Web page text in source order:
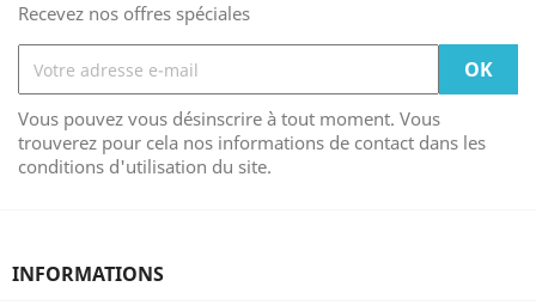
Recevez nos offres spéciales
Vous pouvez vous désinscrire à tout moment. Vous
trouverez pour cela nos informations de contact dans les
conditions d'utilisation du site.
INFORMATIONS